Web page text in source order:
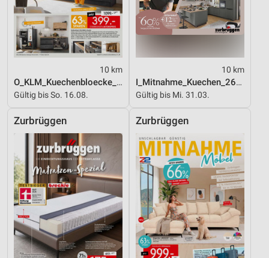
10 km
O_KLM_Kuechenbloecke_01_26_ES
Gültig bis So. 16.08.
10 km
I_Mitnahme_Kuechen_26_ES
Gültig bis Mi. 31.03.
Zurbrüggen Zurbrüggen
Entwicklung und Verbesserung der Angebote
Verwendung reduzierter Daten zur Auswahl von
Inhalten
Verwendung genauer Standortdaten
Informationen identifizieren
Nicht-IAB-Verarbeitungszwecke:
Notwendig
Performance
Funktional
Werbung